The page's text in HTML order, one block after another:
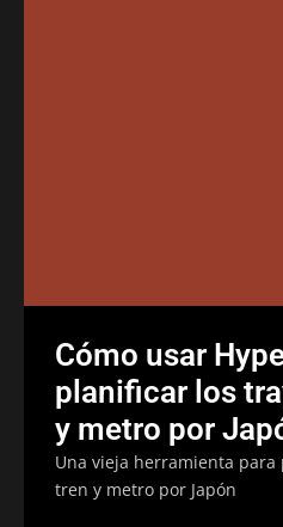
Cómo usar
planificar los
y metro por
Una vieja herramienta
tren y metro por Japón